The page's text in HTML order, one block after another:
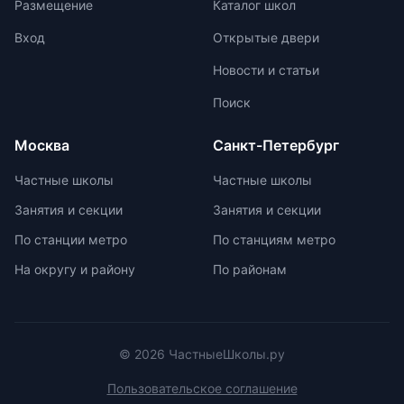
оценке помогают детям развивать
свои навыки и интересы.
начинается с национальных
соревнований, включая школьные,
тренировочные сборы,
интенсивные занятия, практикумы,
индивидуальные консультации.
Участие в международных
новый опыт, пройти серьезную
Размещение
Вход
Каталог школ
Открытые двери
Новости и статьи
Поиск
Москва
Частные школы
Занятия и секции
По станции метро
На округу и району
Санкт-Петербург
Частные школы
Занятия и секции
По станциям метро
По районам
© 2026 ЧастныеШколы.ру
Пользовательское соглашение